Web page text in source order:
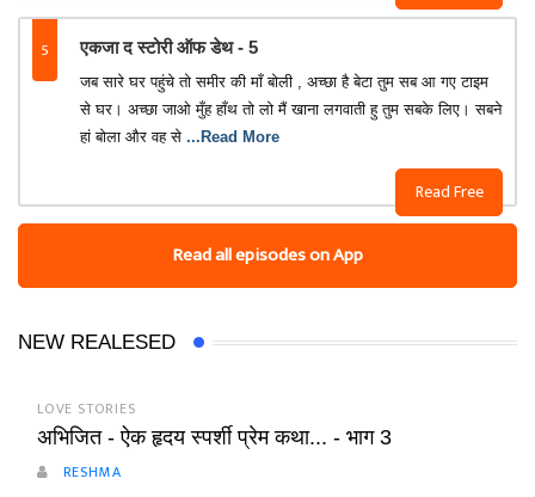
5 एकजा द स्टोरी ऑफ डेथ - 5
Read Free
जब सारे घर पहुंचे तो समीर की माँ बोली , अच्छा है बेटा तुम सब आ गए टाइम
से घर। अच्छा जाओ मुँह हाँथ तो लो मैं खाना लगवाती हु तुम सबके लिए। सबने
हां बोला और वह से ...Read More
Read all episodes on App
NEW REALESED
LOVE STORIES
अभिजित - ऐक हृदय स्पर्शी प्रेम कथा... - भाग 3
RESHMA